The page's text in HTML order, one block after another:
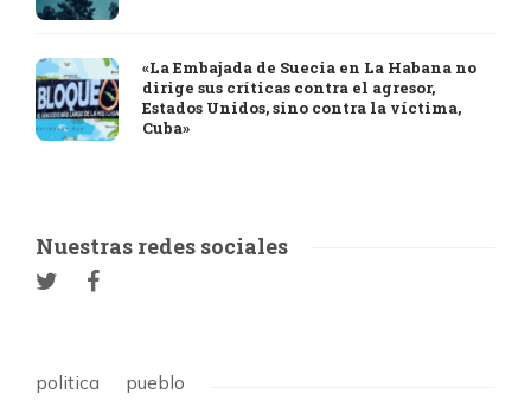
«La Embajada de Suecia en La Habana no
dirige sus críticas contra el agresor,
Estados Unidos, sino contra la víctima,
Cuba»
Nuestras redes sociales
politica pueblo